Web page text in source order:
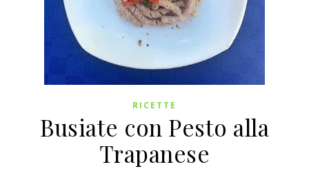
RICETTE
Busiate con Pesto alla
Trapanese